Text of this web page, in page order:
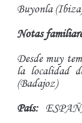
Buyonla
Notas
Desde muy
la localidad
(Badajoz)
País: